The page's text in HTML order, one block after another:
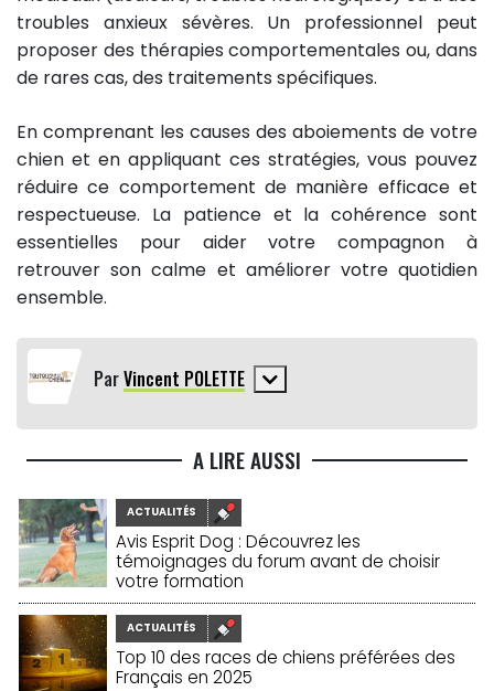
troubles anxieux sévères. Un professionnel peut
proposer des thérapies comportementales ou, dans
de rares cas, des traitements spécifiques.
En comprenant les causes des aboiements de votre
chien et en appliquant ces stratégies, vous pouvez
réduire ce comportement de manière efficace et
respectueuse. La patience et la cohérence sont
essentielles pour aider votre compagnon à
retrouver son calme et améliorer votre quotidien
ensemble.
ParVincent POLETTE
A LIRE AUSSI
ACTUALITÉS
Avis Esprit Dog : Découvrez les
témoignages du forum avant de choisir
votre formation
ACTUALITÉS
Top 10 des races de chiens préférées des
Français en 2025